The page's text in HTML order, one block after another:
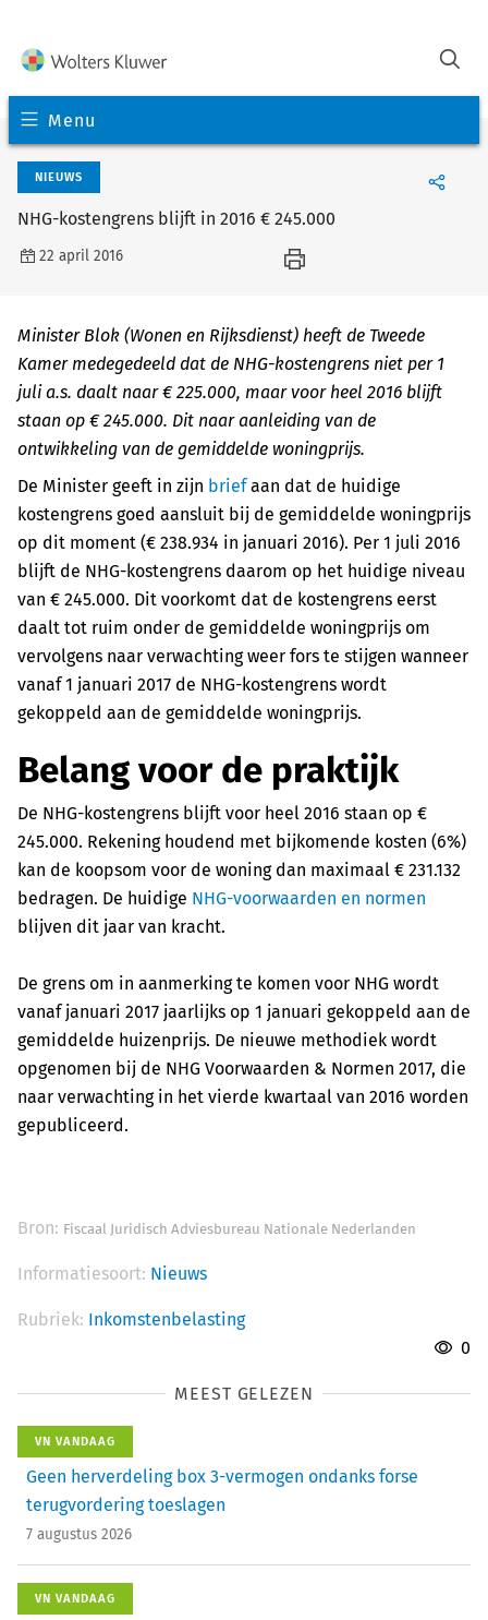
Menu
NIEUWS
NHG-kostengrens blijft in 2016 € 245.000
22 april 2016
Minister Blok (Wonen en Rijksdienst) heeft de Tweede
Kamer medegedeeld dat de NHG-kostengrens niet per 1
juli a.s. daalt naar € 225.000, maar voor heel 2016 blijft
staan op € 245.000. Dit naar aanleiding van de
ontwikkeling van de gemiddelde woningprijs.
De Minister geeft in zijn briefaan dat de huidige
kostengrens goed aansluit bij de gemiddelde woningprijs
op dit moment (€ 238.934 in januari 2016). Per 1 juli 2016
blijft de NHG-kostengrens daarom op het huidige niveau
van € 245.000. Dit voorkomt dat de kostengrens eerst
daalt tot ruim onder de gemiddelde woningprijs om
vervolgens naar verwachting weer fors te stijgen wanneer
vanaf 1 januari 2017 de NHG-kostengrens wordt
gekoppeld aan de gemiddelde woningprijs.
Belang voor de praktijk
De NHG-kostengrens blijft voor heel 2016 staan op €
245.000. Rekening houdend met bijkomende kosten (6%)
kan de koopsom voor de woning dan maximaal € 231.132
bedragen. De huidige NHG-voorwaarden en normen
blijven dit jaar van kracht.
De grens om in aanmerking te komen voor NHG wordt
vanaf januari 2017 jaarlijks op 1 januari gekoppeld aan de
gemiddelde huizenprijs. De nieuwe methodiek wordt
opgenomen bij de NHG Voorwaarden & Normen 2017, die
naar verwachting in het vierde kwartaal van 2016 worden
gepubliceerd.
Bron: Fiscaal Juridisch Adviesbureau Nationale Nederlanden
Informatiesoort: Nieuws
Rubriek: Inkomstenbelasting
0
MEEST GELEZEN
VN VANDAAG
Geen herverdeling box 3-vermogen ondanks forse
terugvordering toeslagen
7 augustus 2026
VN VANDAAG